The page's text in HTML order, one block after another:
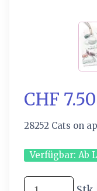
CHF 7.50
28252 Cats on
Verfügbar: Ab